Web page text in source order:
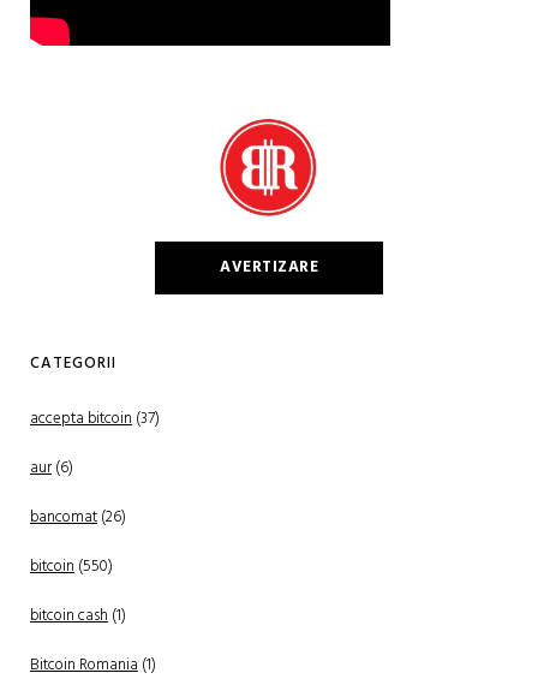
AVERTIZARE
CATEGORII
accepta bitcoin(37)
aur(6)
bancomat(26)
bitcoin(550)
bitcoin cash(1)
Bitcoin Romania(1)